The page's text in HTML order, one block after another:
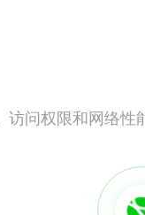
访问权限和网络性